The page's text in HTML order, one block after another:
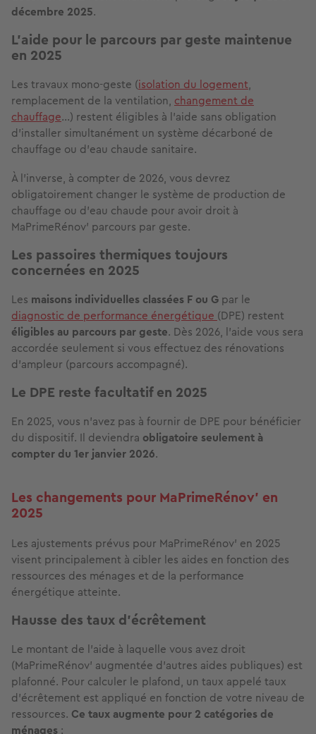
décembre 2025.
L’aide pour le parcours par geste maintenue
en 2025
Les travaux mono-geste (isolation du logement,
remplacement de la ventilation, changement de
chauffage…) restent éligibles à l'aide sans obligation
d'installer simultanément un système décarboné de
chauffage ou d’eau chaude sanitaire.
À l’inverse, à compter de 2026, vous devrez
obligatoirement changer le système de production de
chauffage ou d’eau chaude pour avoir droit à
MaPrimeRénov' parcours par geste.
Les passoires thermiques toujours
concernées en 2025
Les maisons individuelles classées F ou G par le
diagnostic de performance énergétique (DPE) restent
éligibles au parcours par geste. Dès 2026, l’aide vous sera
accordée seulement si vous effectuez des rénovations
d’ampleur (parcours accompagné).
Le DPE reste facultatif en 2025
En 2025, vous n’avez pas à fournir de DPE pour bénéficier
du dispositif. Il deviendra obligatoire seulement à
compter du 1er janvier 2026.
Les changements pour MaPrimeRénov' en
2025
Les ajustements prévus pour MaPrimeRénov' en 2025
visent principalement à cibler les aides en fonction des
ressources des ménages et de la performance
énergétique atteinte.
Hausse des taux d’écrêtement
Le montant de l’aide à laquelle vous avez droit
(MaPrimeRénov' augmentée d’autres aides publiques) est
plafonné. Pour calculer le plafond, un taux appelé taux
d’écrêtement est appliqué en fonction de votre niveau de
ressources. Ce taux augmente pour 2 catégories de
ménages :